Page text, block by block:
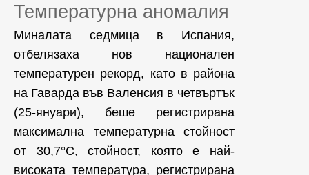
Температурна аномалия
Миналата седмица в Испания,
отбелязаха нов национален
температурен рекорд, като в района
на Гаварда във Валенсия в четвъртък
(25-януари), беше регистрирана
максимална температурна стойност
от 30,7°C, стойност, която е най-
високата температура, регистрирана